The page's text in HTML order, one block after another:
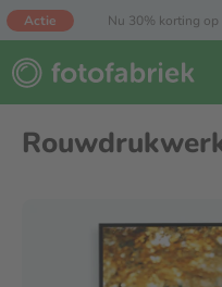
Actie Nu 30% korting